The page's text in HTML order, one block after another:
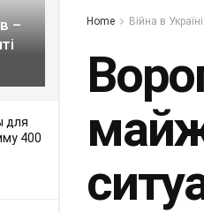
–
для
400
Home Війна в Україні